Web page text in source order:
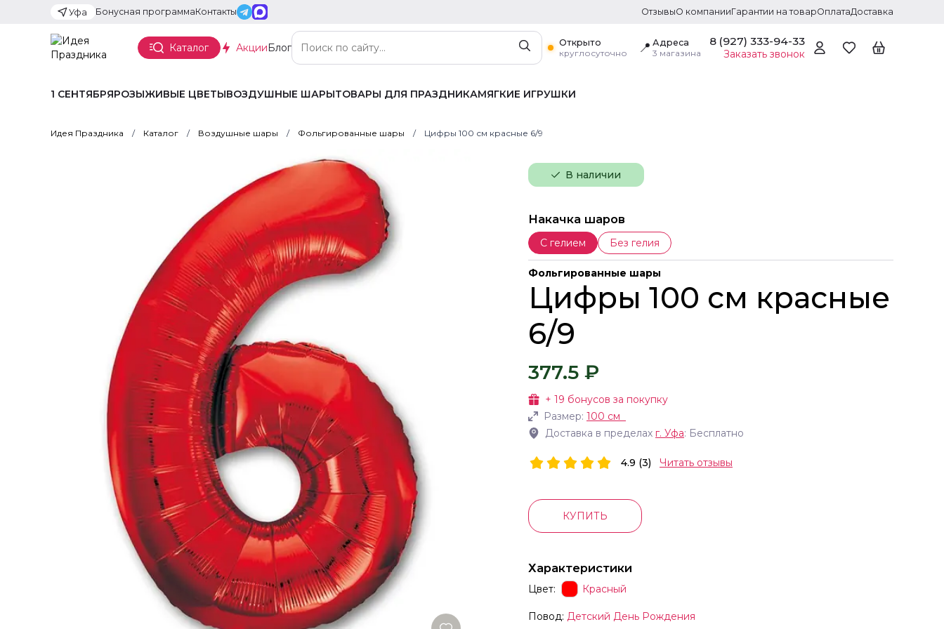
Уфа Бонусная программаКонтакты ОтзывыО компанииГарантии на товарОплатаДоставка
Каталог АкцииБлог
Открыто
круглосуточно
📍 Адреса
3 магазина
8 (927) 333-94-33
Заказать звонок
1 СЕНТЯБРЯРОЗЫЖИВЫЕ ЦВЕТЫВОЗДУШНЫЕ ШАРЫТОВАРЫ ДЛЯ ПРАЗДНИКАМЯГКИЕ ИГРУШКИ
Идея Праздника Каталог Воздушные шары Фольгированные шары Цифры 100 см красные 6/9
В наличии
Накачка шаров
С гелием Без гелия
Фольгированные шары
Цифры 100 см красные
6/9
377.5 ₽
+ 19 бонусов за покупку
Размер: 100 см
Доставка в пределах г. Уфа: Бесплатно
4.9 (3) Читать отзывы
КУПИТЬ
Характеристики
Цвет: Красный
Повод: Детский День Рождения